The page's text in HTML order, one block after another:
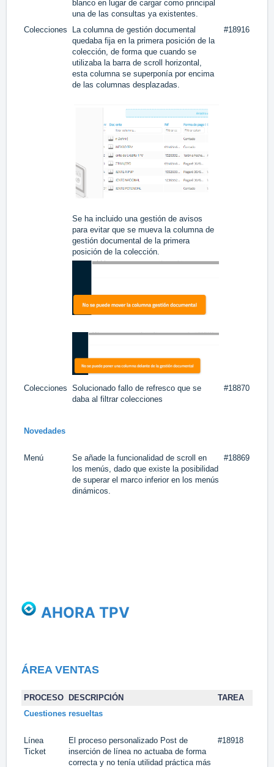
blanco en lugar de cargar como principal
una de las consultas ya existentes.
Colecciones
La columna de gestión documental
quedaba fija en la primera posición de la
colección, de forma que cuando se
utilizaba la barra de scroll horizontal,
esta columna se superponía por encima
de las columnas desplazadas.
Se ha incluido una gestión de avisos
para evitar que se mueva la columna de
gestión documental de la primera
posición de la colección.
#18916
Colecciones Solucionado fallo de refresco que se
daba al filtrar colecciones
#18870
Novedades
Menú
Se añade la funcionalidad de scroll en
los menús, dado que existe la posibilidad
de superar el marco inferior en los menús
dinámicos.
#18869
AHORA TPV
ÁREA VENTAS
PROCESO DESCRIPCIÓN
TAREA
Cuestiones resueltas
Línea
Ticket
El proceso personalizado Post de
inserción de línea no actuaba de forma
correcta y no tenía utilidad práctica más
#18918